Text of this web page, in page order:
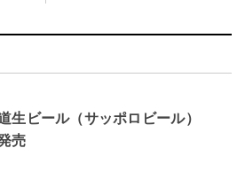
ビール（サッポロビール）
売